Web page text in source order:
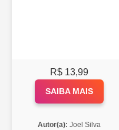
R$ 13,99
SAIBA MAIS
Autor(a): Joel Silva